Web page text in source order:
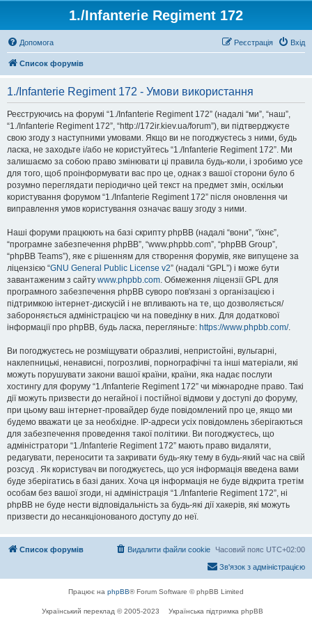
1./Infanterie Regiment 172
Допомога Вхід
Реєстрація
Список форумів
1./Infanterie Regiment 172 - Умови використання
Реєструючись на форумі “1./Infanterie Regiment 172” (надалі “ми”, “наш”,
“1./Infanterie Regiment 172”, “http://172ir.kiev.ua/forum”), ви підтверджуєте
свою згоду з наступними умовами. Якщо ви не погоджуєтесь з ними, будь
ласка, не заходьте і/або не користуйтесь “1./Infanterie Regiment 172”. Ми
залишаємо за собою право змінювати ці правила будь-коли, і зробимо усе
для того, щоб проінформувати вас про це, однак з вашої сторони було б
розумно переглядати періодично цей текст на предмет змін, оскільки
користування форумом “1./Infanterie Regiment 172” після оновлення чи
виправлення умов користування означає вашу згоду з ними.
Наші форуми працюють на базі скрипту phpBB (надалі “вони”, “їхнє”,
“програмне забезпечення phpBB”, “www.phpbb.com”, “phpBB Group”,
“phpBB Teams”), яке є рішенням для створення форумів, яке випущене за
ліцензією “GNU General Public License v2” (надалі “GPL”) і може бути
завантаженим з сайту www.phpbb.com. Обмеження ліцензії GPL для
програмного забезпечення phpBB суворо пов'язані з організацією і
підтримкою інтернет-дискусій і не впливають на те, що дозволяється/
забороняється адміністрацією чи на поведінку в них. Для додаткової
інформації про phpBB, будь ласка, перегляньте: https://www.phpbb.com/.
Ви погоджуєтесь не розміщувати образливі, непристойні, вульгарні,
наклепницькі, ненависні, погрозливі, порнографічні та інші матеріали, які
можуть порушувати закони вашої країни, країни, яка надає послуги
хостингу для форуму “1./Infanterie Regiment 172” чи міжнародне право. Такі
дії можуть призвести до негайної і постійної відмови у доступі до форуму,
при цьому ваш інтернет-провайдер буде повідомлений про це, якщо ми
будемо вважати це за необхідне. IP-адреси усіх повідомлень зберігаються
для забезпечення проведення такої політики. Ви погоджуєтесь, що
адміністратори “1./Infanterie Regiment 172” мають право видаляти,
редагувати, переносити та закривати будь-яку тему в будь-який час на свій
розсуд . Як користувач ви погоджуєтесь, що уся інформація введена вами
буде зберігатись в базі даних. Хоча ця інформація не буде відкрита третім
особам без вашої згоди, ні адміністрація “1./Infanterie Regiment 172”, ні
phpBB не буде нести відповідальність за будь-які дії хакерів, які можуть
призвести до несанкціонованого доступу до неї.
Список форумів Часовий пояс UTC+02:00
Видалити файли cookie
Зв'язок з адміністрацією
Працює на phpBB® Forum Software © phpBB Limited
Український переклад © 2005-2023 Українська підтримка phpBB